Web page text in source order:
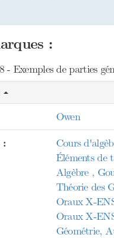
:
- Exemples de parties
Owen
:
Cours
Éléments de
Algèbre ,
Théorie des
Oraux X-
Oraux X-
Géométrie,